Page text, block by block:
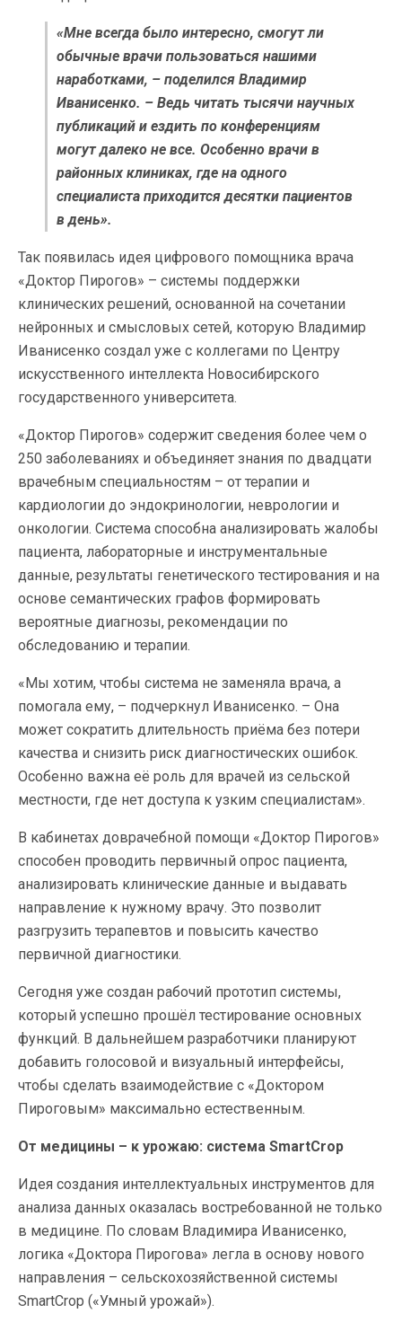
«Мне всегда было интересно, смогут ли
обычные врачи пользоваться нашими
наработками, – поделился Владимир
Иванисенко. – Ведь читать тысячи научных
публикаций и ездить по конференциям
могут далеко не все. Особенно врачи в
районных клиниках, где на одного
специалиста приходится десятки пациентов
в день».
Так появилась идея цифрового помощника врача
«Доктор Пирогов» – системы поддержки
клинических решений, основанной на сочетании
нейронных и смысловых сетей, которую Владимир
Иванисенко создал уже с коллегами по Центру
искусственного интеллекта Новосибирского
государственного университета.
«Доктор Пирогов» содержит сведения более чем о
250 заболеваниях и объединяет знания по двадцати
врачебным специальностям – от терапии и
кардиологии до эндокринологии, неврологии и
онкологии. Система способна анализировать жалобы
пациента, лабораторные и инструментальные
данные, результаты генетического тестирования и на
основе семантических графов формировать
вероятные диагнозы, рекомендации по
обследованию и терапии.
«Мы хотим, чтобы система не заменяла врача, а
помогала ему, – подчеркнул Иванисенко. – Она
может сократить длительность приёма без потери
качества и снизить риск диагностических ошибок.
Особенно важна её роль для врачей из сельской
местности, где нет доступа к узким специалистам».
В кабинетах доврачебной помощи «Доктор Пирогов»
способен проводить первичный опрос пациента,
анализировать клинические данные и выдавать
направление к нужному врачу. Это позволит
разгрузить терапевтов и повысить качество
первичной диагностики.
Сегодня уже создан рабочий прототип системы,
который успешно прошёл тестирование основных
функций. В дальнейшем разработчики планируют
добавить голосовой и визуальный интерфейсы,
чтобы сделать взаимодействие с «Доктором
Пироговым» максимально естественным.
От медицины – к урожаю: система SmartCrop
Идея создания интеллектуальных инструментов для
анализа данных оказалась востребованной не только
в медицине. По словам Владимира Иванисенко,
логика «Доктора Пирогова» легла в основу нового
направления – сельскохозяйственной системы
SmartCrop («Умный урожай»).